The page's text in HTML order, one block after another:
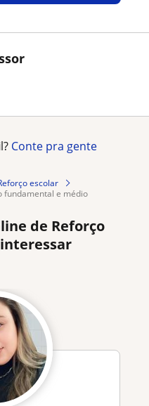
Conte pra gente
escolar
fundamental e médio
de Reforço